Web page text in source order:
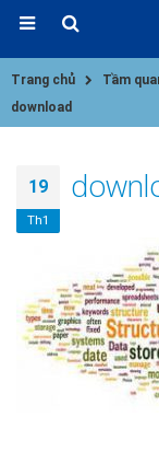
Trang chủ
Tầm
download
19
Th1